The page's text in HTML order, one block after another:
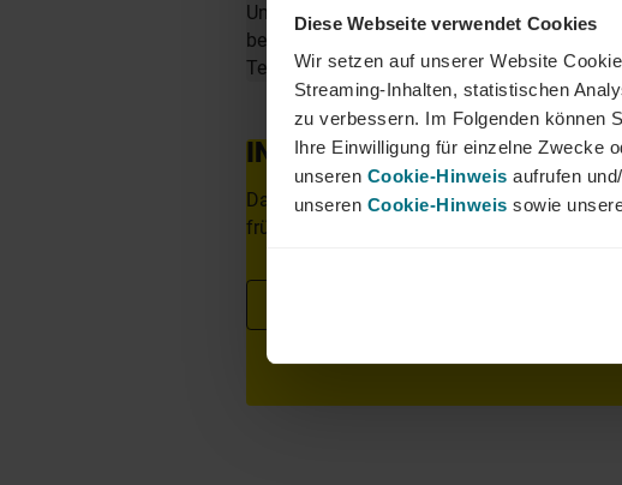
Diese Webseite verwendet Cookies
Wir setzen auf unserer Website
Streaming-Inhalten, statistischen
zu verbessern. Im Folgenden können
Ihre Einwilligung für einzelne Zwecke
unseren Cookie-Hinweis aufrufen
unseren Cookie-Hinweis sowie
Unternehmen zu finden. Als Teil der YER
berufliche Perspektiven über
Team von YER - bei uns beginnt der Weg
INTERESSIERT?
Dann freuen wir uns über eine
frühestem Eintrittstermin über unser